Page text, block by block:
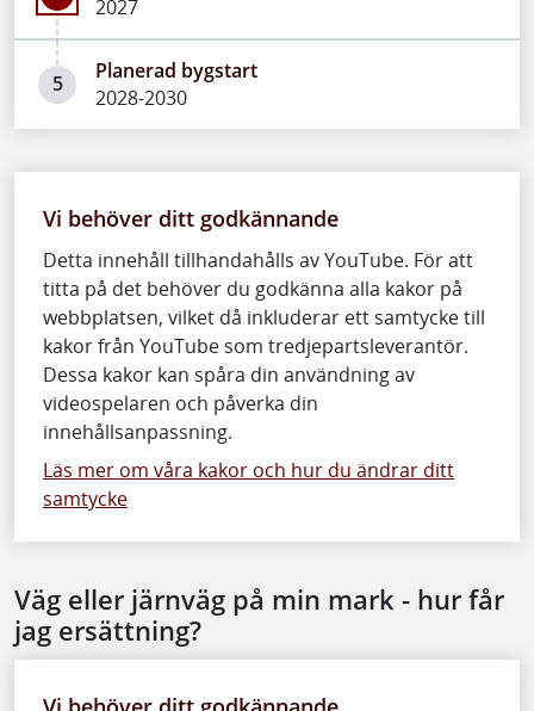
2027
5
Planerad bygstart
2028-2030
Vi behöver ditt godkännande
Detta innehåll tillhandahålls av YouTube. För att
titta på det behöver du godkänna alla kakor på
webbplatsen, vilket då inkluderar ett samtycke till
kakor från YouTube som tredjepartsleverantör.
Dessa kakor kan spåra din användning av
videospelaren och påverka din
innehållsanpassning.
Läs mer om våra kakor och hur du ändrar ditt
samtycke
Väg eller järnväg på min mark - hur får
jag ersättning?